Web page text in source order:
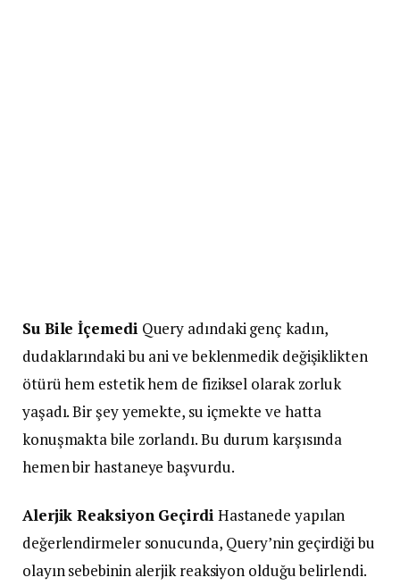
Su Bile İçemedi Query adındaki genç kadın,
dudaklarındaki bu ani ve beklenmedik değişiklikten
ötürü hem estetik hem de fiziksel olarak zorluk
yaşadı. Bir şey yemekte, su içmekte ve hatta
konuşmakta bile zorlandı. Bu durum karşısında
hemen bir hastaneye başvurdu.
Alerjik Reaksiyon Geçirdi Hastanede yapılan
değerlendirmeler sonucunda, Query’nin geçirdiği bu
olayın sebebinin alerjik reaksiyon olduğu belirlendi.